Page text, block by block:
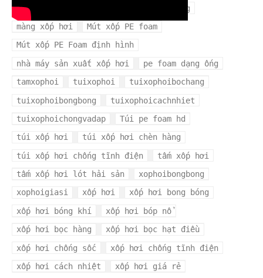
mua xốp hơi ở đâu
màng xốp bọc hàng
màng xốp hơi
Mút xốp PE foam
Mút xốp PE Foam định hình
nhà máy sản xuất xốp hơi
pe foam dạng ống
tamxophoi
tuixophoi
tuixophoibochang
tuixophoibongbong
tuixophoicachnhiet
tuixophoichongvadap
Túi pe foam hd
túi xốp hơi
túi xốp hơi chèn hàng
túi xốp hơi chống tĩnh điện
tấm xốp hơi
tấm xốp hơi lót hải sản
xophoibongbong
xophoigiasi
xốp hơi
xốp hơi bong bóng
xốp hơi bóng khí
xốp hơi bóp nổ
xốp hơi bọc hàng
xốp hơi bọc hạt điều
xốp hơi chống sốc
xốp hơi chống tĩnh điện
xốp hơi cách nhiệt
xốp hơi giá rẻ